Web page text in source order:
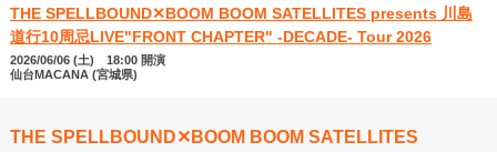
THE SPELLBOUND✕BOOM BOOM SATELLITES presents 川島
道行10周忌LIVE"FRONT CHAPTER" -DECADE- Tour 2026
2026/06/06 (土) 18:00 開演
仙台MACANA (宮城県)
THE SPELLBOUND✕BOOM BOOM SATELLITES